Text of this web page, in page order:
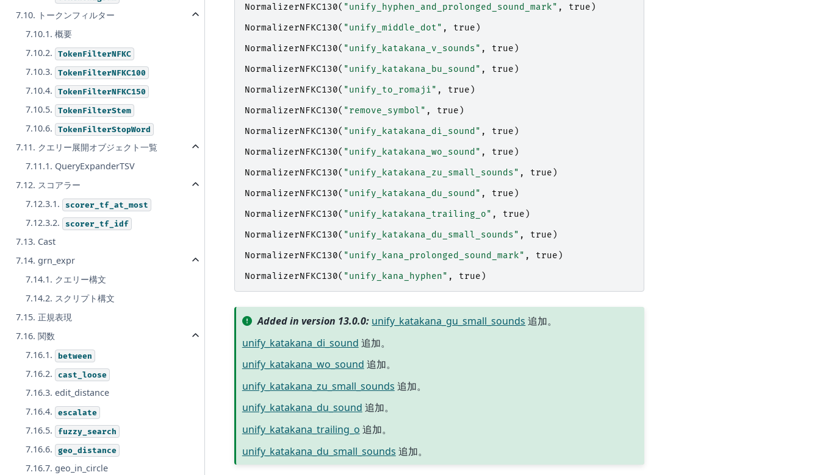
7.10. トークンフィルター
7.10.1. 概要
7.10.2.
TokenFilterNFKC
7.10.3. TokenFilterNFKC100
7.10.4. TokenFilterNFKC150
7.10.5. TokenFilterStem
7.10.6. TokenFilterStopWord
7.11. クエリー展開オブジェクト一覧
7.11.1. QueryExpanderTSV
7.12. スコアラー
7.12.3.1.
scorer_tf_at_most
7.12.3.2. scorer_tf_idf
7.13. Cast
7.14. grn_expr
7.14.1. クエリー構文
7.14.2. スクリプト構文
7.15. 正規表現
7.16. 関数
7.16.1.
between
7.16.2. cast_loose
7.16.3. edit_distance
7.16.4.
escalate
7.16.5. fuzzy_search
7.16.6. geo_distance
7.16.7. geo_in_circle
NormalizerNFKC130( "unify_hyphen_and_prolonged_sound_mark" , true )
NormalizerNFKC130( "unify_middle_dot" , true )
NormalizerNFKC130( "unify_katakana_v_sounds" , true )
NormalizerNFKC130( "unify_katakana_bu_sound" , true )
NormalizerNFKC130( "unify_to_romaji" , true )
NormalizerNFKC130( "remove_symbol" , true )
NormalizerNFKC130( "unify_katakana_di_sound" , true )
NormalizerNFKC130( "unify_katakana_wo_sound" , true )
NormalizerNFKC130( "unify_katakana_zu_small_sounds" , true )
NormalizerNFKC130( "unify_katakana_du_sound" , true )
NormalizerNFKC130( "unify_katakana_trailing_o" , true )
NormalizerNFKC130( "unify_katakana_du_small_sounds" , true )
NormalizerNFKC130( "unify_kana_prolonged_sound_mark" , true )
NormalizerNFKC130( "unify_kana_hyphen" , true )
Added in version 13.0.0: unify_katakana_gu_small_sounds 追加。
unify_katakana_di_sound 追加。
unify_katakana_wo_sound 追加。
unify_katakana_zu_small_sounds 追加。
unify_katakana_du_sound 追加。
unify_katakana_trailing_o 追加。
unify_katakana_du_small_sounds 追加。